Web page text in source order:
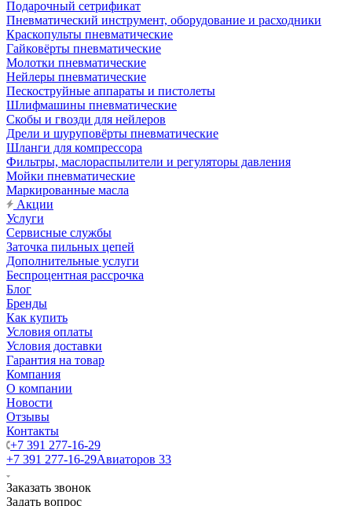
Подарочный сетрификат
Пневматический инструмент, оборудование и расходники
Краскопульты пневматические
Гайковёрты пневматические
Молотки пневматические
Нейлеры пневматические
Пескоструйные аппараты и пистолеты
Шлифмашины пневматические
Скобы и гвозди для нейлеров
Дрели и шуруповёрты пневматические
Шланги для компрессора
Фильтры, маслораспылители и регуляторы давления
Мойки пневматические
Маркированные масла
Акции
Услуги
Сервисные службы
Заточка пильных цепей
Дополнительные услуги
Беспроцентная рассрочка
Блог
Бренды
Как купить
Условия оплаты
Условия доставки
Гарантия на товар
Компания
О компании
Новости
Отзывы
Контакты
+7 391 277-16-29
+7 391 277-16-29Авиаторов 33
Заказать звонок
Задать вопрос